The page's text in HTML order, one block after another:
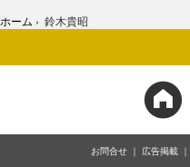
ホーム › 鈴木貴昭
お問合せ 広告掲載